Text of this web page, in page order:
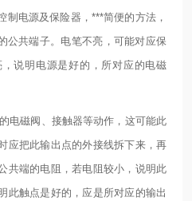
制电源及保险器，***简便的方法，
公共端子。电笔不亮，可能对应保
说明电源是好的，所对应的电磁
磁阀、接触器等动作，这可能此
应把此输出点的外接线拆下来，再
共端的电阻，若电阻较小，说明此
此触点是好的，应是所对应的输出